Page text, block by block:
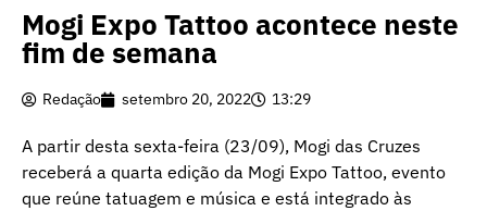
Mogi Expo Tattoo acontece neste
fim de semana
Redação setembro 20, 2022 13:29
A partir desta sexta-feira (23/09), Mogi das Cruzes
receberá a quarta edição da Mogi Expo Tattoo, evento
que reúne tatuagem e música e está integrado às